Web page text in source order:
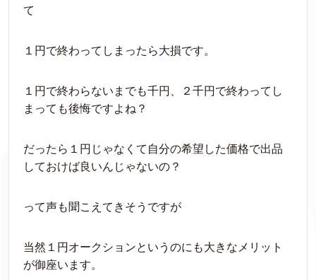
て
１円で終わってしまったら大損です。
１円で終わらないまでも千円、２千円で終わってし
まっても後悔ですよね？
だったら１円じゃなくて自分の希望した価格で出品
しておけば良いんじゃないの？
って声も聞こえてきそうですが
当然１円オークションというのにも大きなメリット
が御座います。